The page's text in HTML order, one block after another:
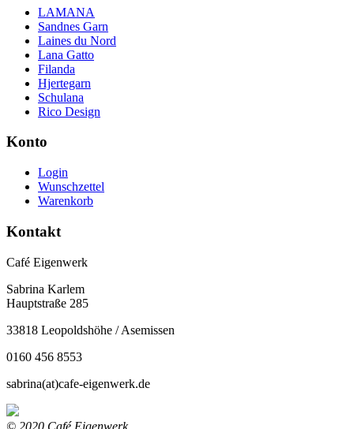
LAMANA
Sandnes Garn
Laines du Nord
Lana Gatto
Filanda
Hjertegarn
Schulana
Rico Design
Konto
Login
Wunschzettel
Warenkorb
Kontakt
Café Eigenwerk
Sabrina Karlem
Hauptstraße 285
33818 Leopoldshöhe / Asemissen
0160 456 8553
sabrina(at)cafe-eigenwerk.de
© 2020 Café Eigenwerk